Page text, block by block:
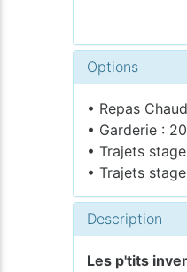
Options
• Repas
• Garderie :
• Trajets
• Trajets
Description
Les p'tits